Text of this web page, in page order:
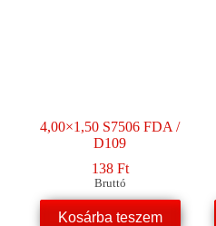
4,00×1,50 S7506 FDA /
D109
138 Ft
Bruttó
Kosárba teszem